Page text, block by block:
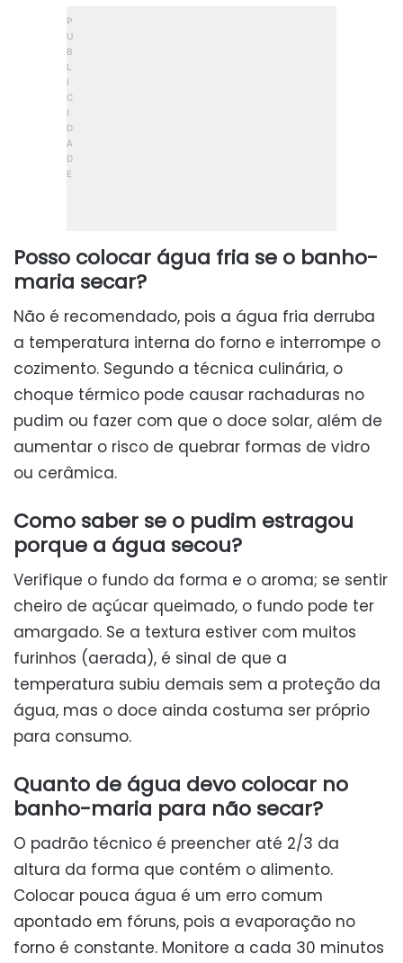
Posso colocar água fria se o banho-
maria secar?
Não é recomendado, pois a água fria derruba
a temperatura interna do forno e interrompe o
cozimento. Segundo a técnica culinária, o
choque térmico pode causar rachaduras no
pudim ou fazer com que o doce solar, além de
aumentar o risco de quebrar formas de vidro
ou cerâmica.
Como saber se o pudim estragou
porque a água secou?
Verifique o fundo da forma e o aroma; se sentir
cheiro de açúcar queimado, o fundo pode ter
amargado. Se a textura estiver com muitos
furinhos (aerada), é sinal de que a
temperatura subiu demais sem a proteção da
água, mas o doce ainda costuma ser próprio
para consumo.
Quanto de água devo colocar no
banho-maria para não secar?
O padrão técnico é preencher até 2/3 da
altura da forma que contém o alimento.
Colocar pouca água é um erro comum
apontado em fóruns, pois a evaporação no
forno é constante. Monitore a cada 30 minutos